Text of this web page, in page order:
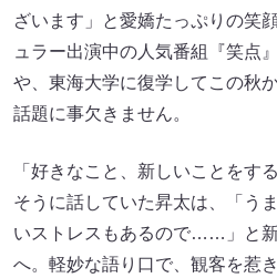
ざいます」と愛嬌たっぷりの笑
ュラー出演中の人気番組『笑点
や、東海大学に復学してこの秋
話題に事欠きません。
「好きなこと、新しいことをす
そうに話していた昇太は、「う
いストレスもあるので……」と新
へ。軽妙な語り口で、観客を惹